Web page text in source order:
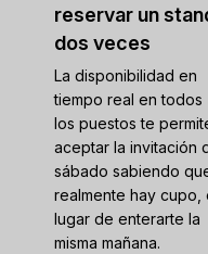
reservar un
dos veces
La disponibilidad en
tiempo real en todos
los puestos te
aceptar la invitación
sábado sabiendo
realmente hay cupo,
lugar de enterarte la
misma mañana.